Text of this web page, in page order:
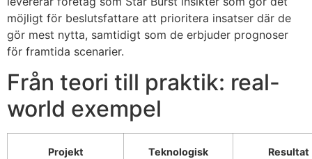
möjligt för beslutsfattare att prioritera insatser där de
gör mest nytta, samtidigt som de erbjuder prognoser
för framtida scenarier.
Från teori till praktik: real-
world exempel
Projekt
Teknologisk
Resultat